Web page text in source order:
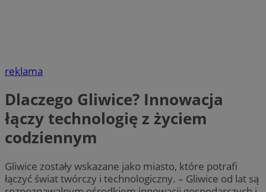
reklama
Dlaczego Gliwice? Innowacja
łączy technologię z życiem
codziennym
Gliwice zostały wskazane jako miasto, które potrafi
łączyć świat twórczy i technologiczny. – Gliwice od lat są